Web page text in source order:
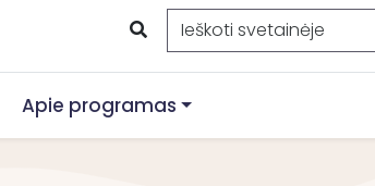
Apie programas